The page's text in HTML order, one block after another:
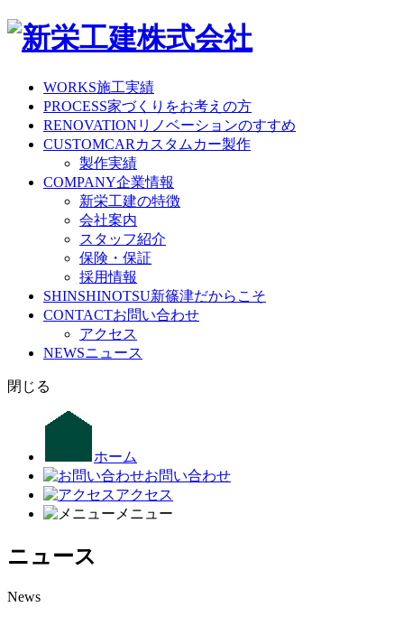
WORKS施工実績
PROCESS家づくりをお考えの方
RENOVATION リノベーションのすすめ
CUSTOMCAR カスタムカー製作
製作実績
COMPANY企業情報
新栄工建の特徴
会社案内
スタッフ紹介
保険・保証
採用情報
SHINSHINOTSU新篠津だからこそ
CONTACTお問い合わせ
アクセス
NEWSニュース
閉じる
ホーム
お問い合わせ
アクセス
メニュー
ニュース
News